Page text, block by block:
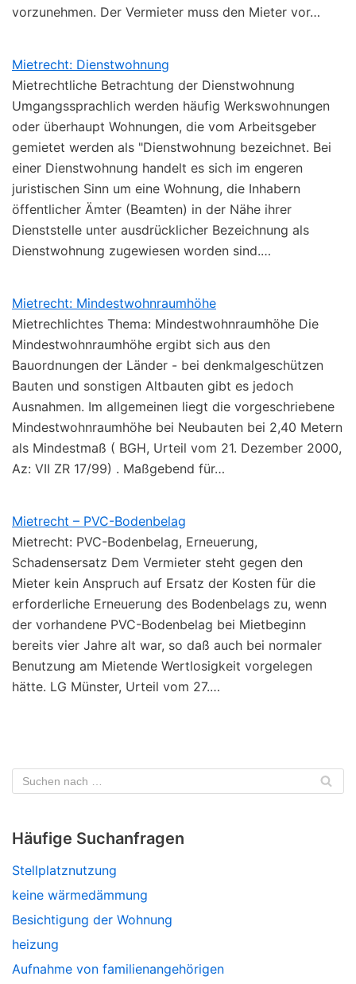
vorzunehmen. Der Vermieter muss den Mieter vor…
Mietrecht: Dienstwohnung
Mietrechtliche Betrachtung der Dienstwohnung
Umgangssprachlich werden häufig Werkswohnungen
oder überhaupt Wohnungen, die vom Arbeitsgeber
gemietet werden als "Dienstwohnung bezeichnet. Bei
einer Dienstwohnung handelt es sich im engeren
juristischen Sinn um eine Wohnung, die Inhabern
öffentlicher Ämter (Beamten) in der Nähe ihrer
Dienststelle unter ausdrücklicher Bezeichnung als
Dienstwohnung zugewiesen worden sind.…
Mietrecht: Mindestwohnraumhöhe
Mietrechlichtes Thema: Mindestwohnraumhöhe Die
Mindestwohnraumhöhe ergibt sich aus den
Bauordnungen der Länder - bei denkmalgeschützen
Bauten und sonstigen Altbauten gibt es jedoch
Ausnahmen. Im allgemeinen liegt die vorgeschriebene
Mindestwohnraumhöhe bei Neubauten bei 2,40 Metern
als Mindestmaß ( BGH, Urteil vom 21. Dezember 2000,
Az: VII ZR 17/99) . Maßgebend für…
Mietrecht – PVC-Bodenbelag
Mietrecht: PVC-Bodenbelag, Erneuerung,
Schadensersatz Dem Vermieter steht gegen den
Mieter kein Anspruch auf Ersatz der Kosten für die
erforderliche Erneuerung des Bodenbelags zu, wenn
der vorhandene PVC-Bodenbelag bei Mietbeginn
bereits vier Jahre alt war, so daß auch bei normaler
Benutzung am Mietende Wertlosigkeit vorgelegen
hätte. LG Münster, Urteil vom 27.…
Häufige Suchanfragen
Stellplatznutzung
keine wärmedämmung
Besichtigung der Wohnung
heizung
Aufnahme von familienangehörigen